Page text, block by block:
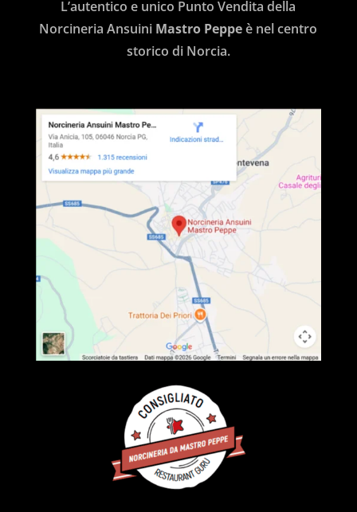
L’autentico e unico Punto Vendita della
Norcineria Ansuini Mastro Peppeè nel centro
storico di Norcia.